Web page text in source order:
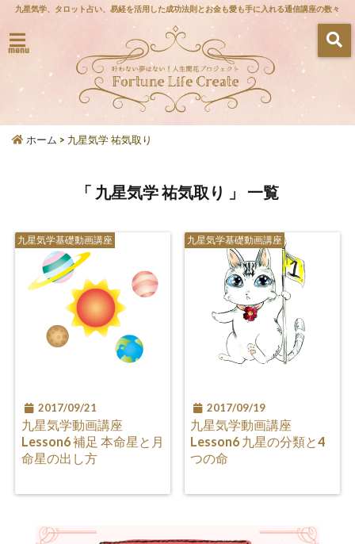
九星気学、タロット占い、易経を活用した成功法則とお金も愛も手に入れる通信講座の数々
menu
ホーム > 九星気学 祐気取り
「 九星気学 祐気取り 」 一覧
九星気学基礎動画講座
2017/09/21
九星気学動画講座
Lesson6 補足 本命星と月
命星の出し方
九星気学基礎動画講座
2017/09/19
九星気学動画講座
Lesson6 九星の分類と4
つの命